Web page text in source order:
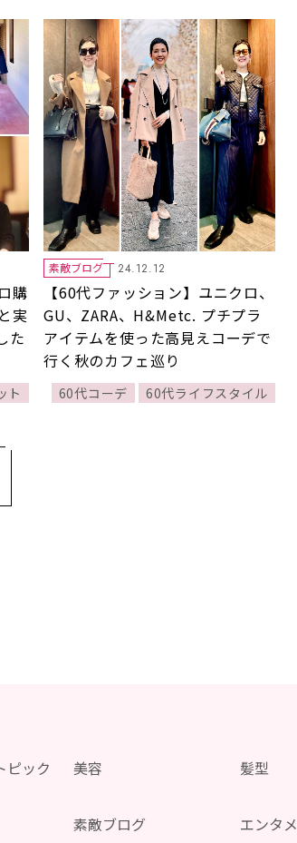
購
実
た
ト
素敵ブログ 24.12.12
【60代ファッション】ユニクロ、
GU、ZARA、H&Metc. プチプラ
アイテムを使った高見えコーデで
行く秋のカフェ巡り
60代コーデ 60代ライフスタイル
ピック 美容 髪型
素敵ブログ エンタメ